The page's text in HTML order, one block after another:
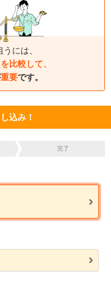
には、
比較して、
重要です。
込み！
完了